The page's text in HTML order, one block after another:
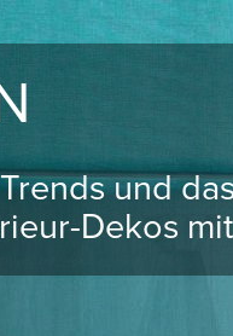
und
Dekos